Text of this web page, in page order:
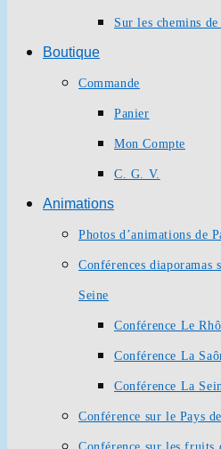
Sur les chemins
Boutique
Commande
Panier
Mon Compte
C. G. V.
Animations
Photos d’animations de
Conférences diaporamas
Seine
Conférence Le
Conférence La
Conférence La
Conférence sur le Pays